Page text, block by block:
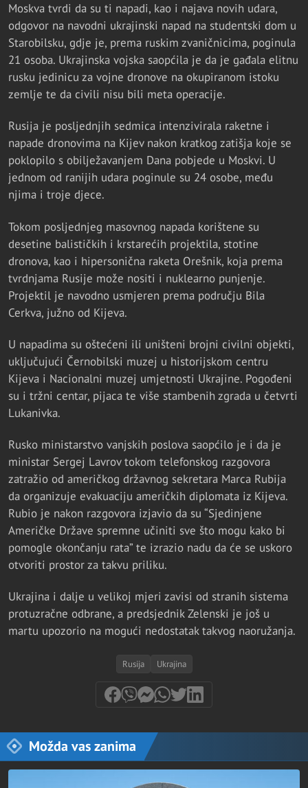
Moskva tvrdi da su ti napadi, kao i najava novih udara,
odgovor na navodni ukrajinski napad na studentski dom u
Starobilsku, gdje je, prema ruskim zvaničnicima, poginula
21 osoba. Ukrajinska vojska saopćila je da je gađala elitnu
rusku jedinicu za vojne dronove na okupiranom istoku
zemlje te da civili nisu bili meta operacije.
Rusija je posljednjih sedmica intenzivirala raketne i
napade dronovima na Kijev nakon kratkog zatišja koje se
poklopilo s obilježavanjem Dana pobjede u Moskvi. U
jednom od ranijih udara poginule su 24 osobe, među
njima i troje djece.
Tokom posljednjeg masovnog napada korištene su
desetine balističkih i krstarećih projektila, stotine
dronova, kao i hipersonična raketa Orešnik, koja prema
tvrdnjama Rusije može nositi i nuklearno punjenje.
Projektil je navodno usmjeren prema području Bila
Cerkva, južno od Kijeva.
U napadima su oštećeni ili uništeni brojni civilni objekti,
uključujući Černobilski muzej u historijskom centru
Kijeva i Nacionalni muzej umjetnosti Ukrajine. Pogođeni
su i tržni centar, pijaca te više stambenih zgrada u četvrti
Lukanivka.
Rusko ministarstvo vanjskih poslova saopćilo je i da je
ministar Sergej Lavrov tokom telefonskog razgovora
zatražio od američkog državnog sekretara Marca Rubija
da organizuje evakuaciju američkih diplomata iz Kijeva.
Rubio je nakon razgovora izjavio da su “Sjedinjene
Američke Države spremne učiniti sve što mogu kako bi
pomogle okončanju rata” te izrazio nadu da će se uskoro
otvoriti prostor za takvu priliku.
Ukrajina i dalje u velikoj mjeri zavisi od stranih sistema
protuzračne odbrane, a predsjednik Zelenski je još u
martu upozorio na mogući nedostatak takvog naoružanja.
Rusija Ukrajina
Možda vas zanima